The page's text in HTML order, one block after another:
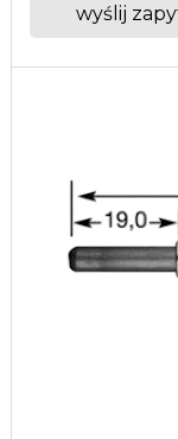
wyślij